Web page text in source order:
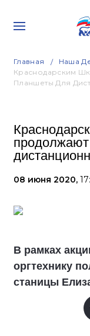
Главная Наша
Краснодарским
Планшеты Для
08 июня 2020,
В рамках
оргтехнику
станицы